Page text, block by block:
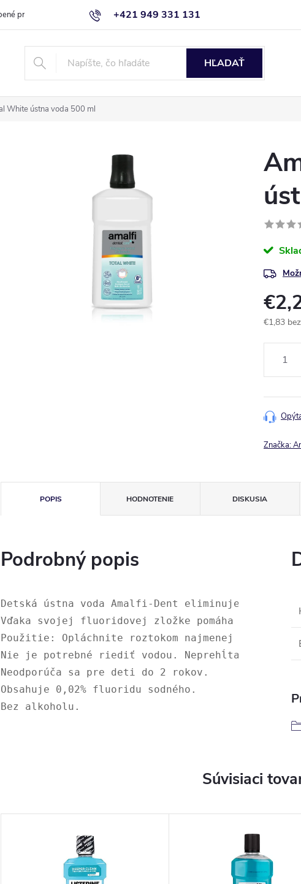
+421 949 331 131
produkty Obchodné podmienky
HĽADAŤ
White ústna voda 500 ml
€1,83
Značka:
POPIS HODNOTENIE DISKUSIA
Podrobný popis
Detská ústna voda Amalfi-Dent eliminuje zápach z
Vďaka svojej fluoridovej zložke pomáha
Použitie: Opláchnite roztokom najmenej 30
Nie je potrebné riediť vodou. Neprehĺtajte!
Neodporúča sa pre deti do 2 rokov.
Obsahuje 0,02% fluoridu sodného.
Bez alkoholu.
Súvisiaci